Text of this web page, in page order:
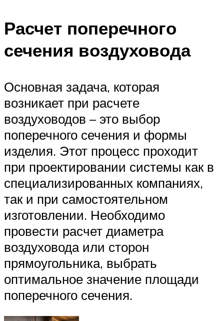
Расчет поперечного
сечения воздуховода
Основная задача, которая
возникает при расчете
воздуховодов – это выбор
поперечного сечения и формы
изделия. Этот процесс проходит
при проектировании системы как в
специализированных компаниях,
так и при самостоятельном
изготовлении. Необходимо
провести расчет диаметра
воздуховода или сторон
прямоугольника, выбрать
оптимальное значение площади
поперечного сечения.